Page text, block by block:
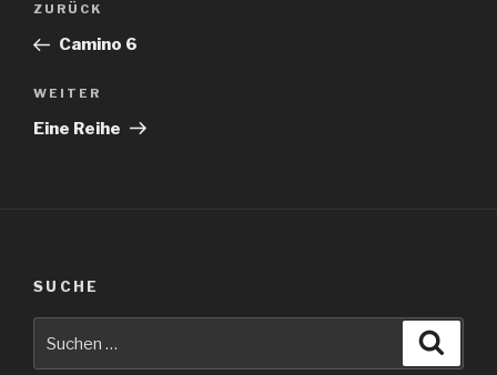
Vorheriger
Beitrag
ZURÜCK
Camino 6
Nächster
Beitrag
WEITER
Eine Reihe
SUCHE
nach: